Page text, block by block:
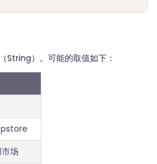
String）。可能的取值如下：
场